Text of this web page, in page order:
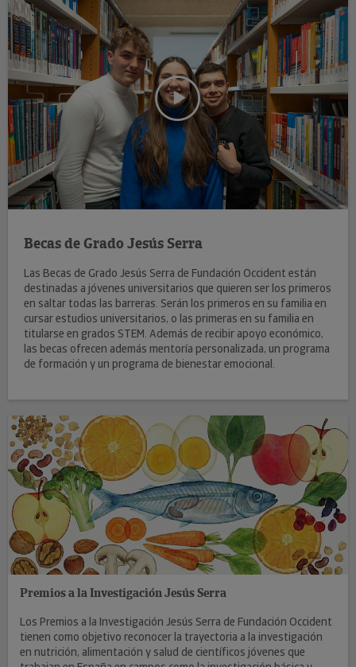
Becas de Grado Jesús Serra
Las Becas de Grado Jesús Serra de Fundación Occident están
destinadas a jóvenes universitarios que quieren ser los primeros
en saltar todas las barreras. Serán los primeros en su familia en
cursar estudios universitarios, o las primeras en su familia en
titularse en grados STEM. Además de recibir apoyo económico,
las becas ofrecen además mentoría personalizada, un programa
de formación y un programa de bienestar emocional.
Premios a la Investigación Jesús Serra
Los Premios a la Investigación Jesús Serra de Fundación Occident
tienen como objetivo reconocer la trayectoria a la investigación
en nutrición, alimentación y salud de científicos jóvenes que